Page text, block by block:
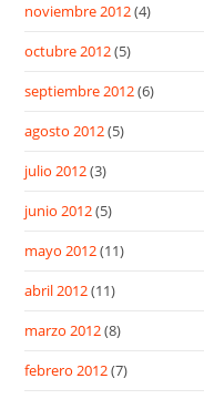
noviembre 2012(4)
octubre 2012(5)
septiembre 2012(6)
agosto 2012(5)
julio 2012(3)
junio 2012(5)
mayo 2012(11)
abril 2012(11)
marzo 2012(8)
febrero 2012(7)